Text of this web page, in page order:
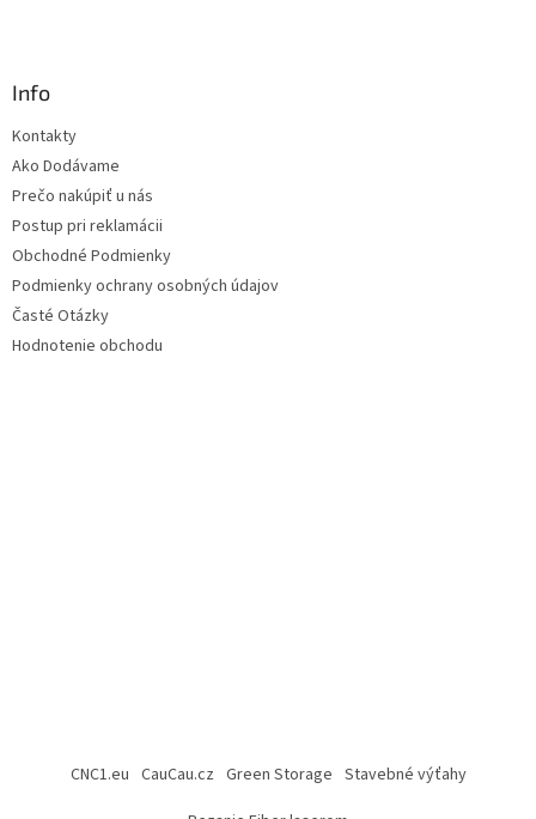
Info
Kontakty
Ako Dodávame
Prečo nakúpiť u nás
Postup pri reklamácii
Obchodné Podmienky
Podmienky ochrany osobných údajov
Časté Otázky
Hodnotenie obchodu
CNC1.eu CauCau.cz Green Storage Stavebné výťahy